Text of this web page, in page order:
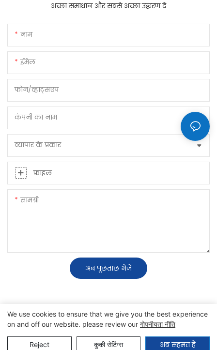
अच्छा समाधान और सबसे अच्छा उद्धरण दें
नाम
ईमेल
फोन/व्हाट्सएप
कंपनी का नाम
व्यापार के प्रकार
फ़ाइल
सामग्री
अब पूछताछ भेजें
कॉपीराइट © 2025 SINO | साइट मैप गोपनीयता नीति
We use cookies to ensure that we give you the best experience
on and off our website. please review our गोपनीयता नीति
Reject कुकी सेटिंग्स अब सहमत हैं